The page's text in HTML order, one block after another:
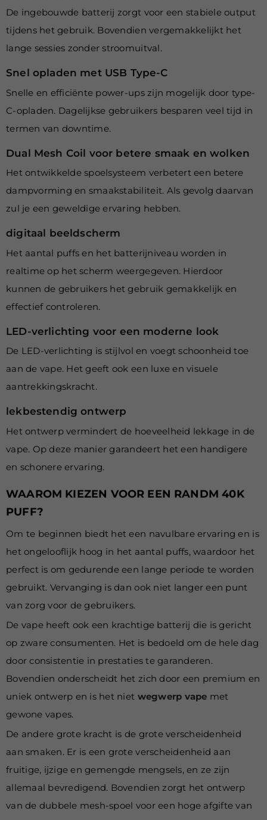
De ingebouwde batterij zorgt voor een stabiele output
tijdens het gebruik. Bovendien vergemakkelijkt het
lange sessies zonder stroomuitval.
Snel opladen met USB Type-C
Snelle en efficiënte power-ups zijn mogelijk door type-
C-opladen. Dagelijkse gebruikers besparen veel tijd in
termen van downtime.
Dual Mesh Coil voor betere smaak en wolken
Het ontwikkelde spoelsysteem verbetert een betere
dampvorming en smaakstabiliteit. Als gevolg daarvan
zul je een geweldige ervaring hebben.
digitaal beeldscherm
Het aantal puffs en het batterijniveau worden in
realtime op het scherm weergegeven. Hierdoor
kunnen de gebruikers het gebruik gemakkelijk en
effectief controleren.
LED-verlichting voor een moderne look
De LED-verlichting is stijlvol en voegt schoonheid toe
aan de vape. Het geeft ook een luxe en visuele
aantrekkingskracht.
lekbestendig ontwerp
Het ontwerp vermindert de hoeveelheid lekkage in de
vape. Op deze manier garandeert het een handigere
en schonere ervaring.
WAAROM KIEZEN VOOR EEN RANDM 40K
PUFF?
Om te beginnen biedt het een navulbare ervaring en is
het ongelooflijk hoog in het aantal puffs, waardoor het
perfect is om gedurende een lange periode te worden
gebruikt. Vervanging is dan ook niet langer een punt
van zorg voor de gebruikers.
De vape heeft ook een krachtige batterij die is gericht
op zware consumenten. Het is bedoeld om de hele dag
door consistentie in prestaties te garanderen.
Bovendien onderscheidt het zich door een premium en
uniek ontwerp en is het niet wegwerp vape met
gewone vapes.
De andere grote kracht is de grote verscheidenheid
aan smaken. Er is een grote verscheidenheid aan
fruitige, ijzige en gemengde mengsels, en ze zijn
allemaal bevredigend. Bovendien zorgt het ontwerp
van de dubbele mesh-spoel voor een hoge afgifte van